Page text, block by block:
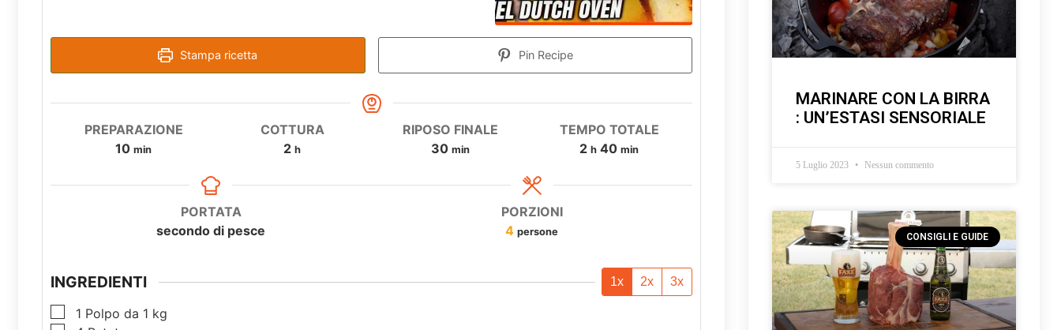
Stampa ricetta Pin Recipe
PREPARAZIONE
10 min
COTTURA
2 h
RIPOSO FINALE
30 min
TEMPO TOTALE
2 h 40 min
PORTATA
secondo di pesce
PORZIONI
4 persone
INGREDIENTI 1x 2x 3x
1 Polpo da 1 kg
MARINARE CON LA BIRRA
: UN’ESTASI SENSORIALE
5 Luglio 2023 Nessun commento
CONSIGLI E GUIDE